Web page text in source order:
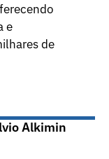
e
de
Alkimin